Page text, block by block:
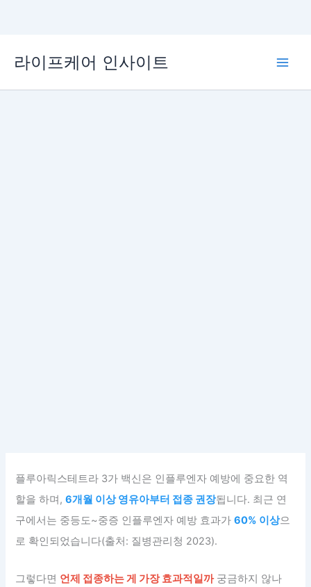
로
라이프케어 인사이트
플루아릭스테트라 3가 백신은 인플루엔자 예방에 중요한 역
할을 하며,6개월 이상 영유아부터 접종 권장됩니다. 최근 연
구에서는 중등도~중증 인플루엔자 예방 효과가60% 이상으
로 확인되었습니다(출처: 질병관리청 2023).
그렇다면 언제 접종하는 게 가장 효과적일까궁금하지 않나